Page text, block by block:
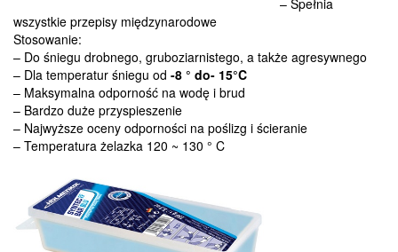
wszystkie przepisy międzynarodowe
Stosowanie:
– Do śniegu drobnego, gruboziarnistego, a także agresywnego
– Dla temperatur śniegu od -8 ° do- 15°C
– Maksymalna odporność na wodę i brud
– Bardzo duże przyspieszenie
– Najwyższe oceny odporności na poślizg i ścieranie
– Temperatura żelazka 120 ~ 130 ° C